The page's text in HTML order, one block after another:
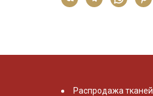
Распродажа тканей